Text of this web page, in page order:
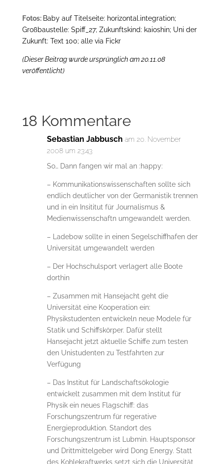
Fotos: Baby auf Titelseite: horizontal.integration;
Großbaustelle: Spiff_27; Zukunftskind: kaioshin; Uni der
Zukunft: Text 100; alle via Fickr
(Dieser Beitrag wurde ursprünglich am 20.11.08
veröffentlicht)
18 Kommentare
Sebastian Jabbusch am 20. November
2008 um 23:43
So… Dann fangen wir mal an :happy:
– Kommunikationswissenschaften sollte sich
endlich deutlicher von der Germanistik trennen
und in ein Insititut für Journalismus &
Medienwissenschaftn umgewandelt werden.
– Ladebow sollte in einen Segelschiffhafen der
Universität umgewandelt werden
– Der Hochschulsport verlagert alle Boote
dorthin
– Zusammen mit Hansejacht geht die
Universität eine Kooperation ein:
Physikstudenten entwickeln neue Modele für
Statik und Schiffskörper. Dafür stellt
Hansejacht jetzt aktuelle Schiffe zum testen
den Unistudenten zu Testfahrten zur
Verfügung
– Das Institut für Landschaftsökologie
entwickelt zusammen mit dem Institut für
Physik ein neues Flagschiff: das
Forschungszentrum für regerative
Energieproduktion. Standort des
Forschungszentrum ist Lubmin. Hauptsponsor
und Drittmittelgeber wird Dong Energy. Statt
des Kohlekraftwerks setzt sich die Universität